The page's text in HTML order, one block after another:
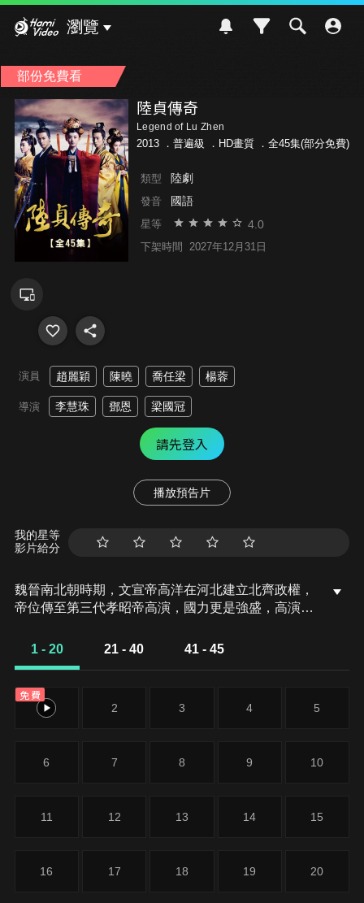
瀏覽
部份免費看
陸貞傳奇
Legend of Lu Zhen
2013 ． 普遍級 ．HD畫質 ．全45集(部分免費)
類型 陸劇
發音 國語
星等 4.0
下架時間 2027年12月31日
演員 趙麗穎 陳曉 喬任梁 楊蓉
導演 李慧珠 鄧恩 梁國冠
請先登入
播放預告片
我的星等
影片給分
魏晉南北朝時期，文宣帝高洋在河北建立北齊政權，
帝位傳至第三代孝昭帝高演，國力更是強盛，高演登
觀音為貴妃。與此同時，京城皇商陸賈家中卻正陷入
後天就是交貨之期，負責陸家制瓷的管家急得滿頭大
汗，陸賈的長女陸貞衝了進來，右手卻舉著一塊漂亮
瓷器才發黑，陸賈在她的指引下，才終於及時燒出了
1 - 20 21 - 40 41 - 45
免費
1 2 3 4 5
6 7 8 9 10
11 12 13 14 15
16 17 18 19 20